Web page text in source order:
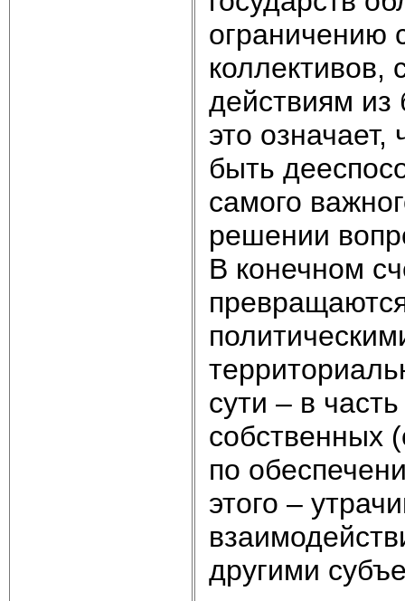
ограничению
действиям из
это
быть
самого
решении
В конечном
сути – в
собственных
по
этого –
другими